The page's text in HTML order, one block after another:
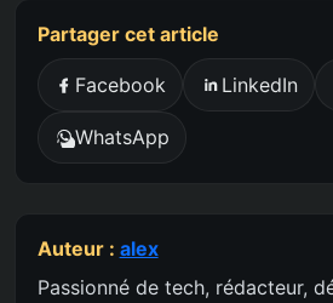
Partager cet article
Facebook LinkedIn
WhatsApp
Auteur : alex
Passionné de tech, rédacteur,